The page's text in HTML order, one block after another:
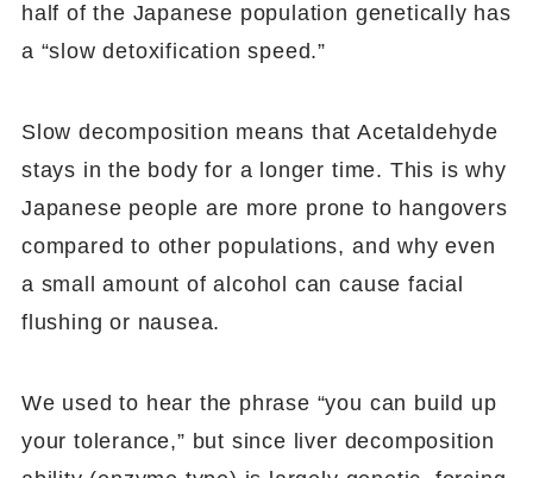
half of the Japanese population genetically has
a “slow detoxification speed.”
Slow decomposition means that Acetaldehyde
stays in the body for a longer time. This is why
Japanese people are more prone to hangovers
compared to other populations, and why even
a small amount of alcohol can cause facial
flushing or nausea.
We used to hear the phrase “you can build up
your tolerance,” but since liver decomposition